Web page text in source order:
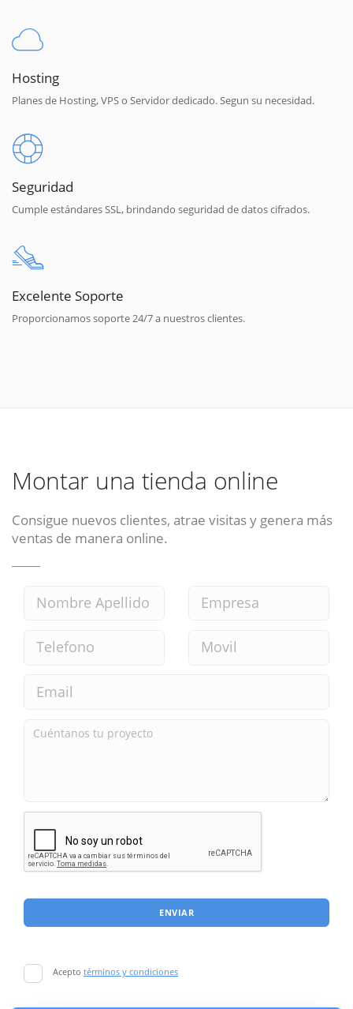
Hosting
Planes de Hosting, VPS o Servidor dedicado. Segun su necesidad.
Seguridad
Cumple estándares SSL, brindando seguridad de datos cifrados.
Excelente Soporte
Proporcionamos soporte 24/7 a nuestros clientes.
Montar una tienda online
Consigue nuevos clientes, atrae visitas y genera más
ventas de manera online.
ENVIAR
Acepto términos y condiciones